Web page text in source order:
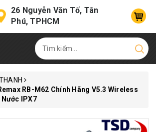
26 Nguyễn Văn Tố, Tân
Phú, TPHCM
RB-M62 Chính Hãng V5.3 Wireless
IPX7